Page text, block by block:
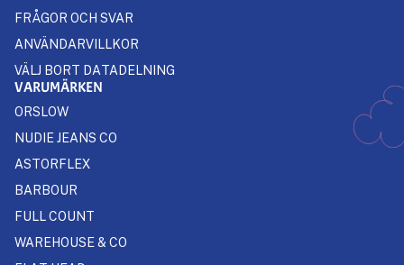
FRÅGOR OCH SVAR
ANVÄNDARVILLKOR
VÄLJ BORT DATADELNING
VARUMÄRKEN
ORSLOW
NUDIE JEANS CO
ASTORFLEX
BARBOUR
FULL COUNT
WAREHOUSE & CO